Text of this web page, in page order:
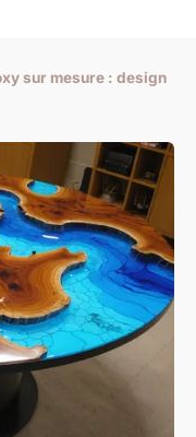
sur mesure : design